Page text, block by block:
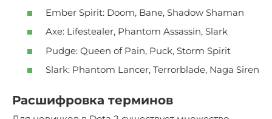
Ember Spirit: Doom, Bane, Shadow Shaman
Axe: Lifestealer, Phantom Assassin, Slark
Pudge: Queen of Pain, Puck, Storm Spirit
Slark: Phantom Lancer, Terrorblade, Naga Siren
Расшифровка терминов